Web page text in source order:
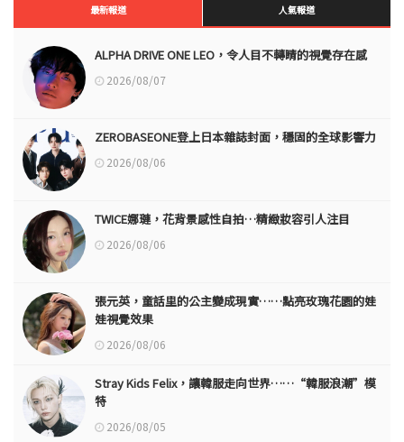
最新報道 人氣報道
ALPHA DRIVE ONE LEO，令人目不轉睛的視覺存在感
2026/08/07
ZEROBASEONE登上日本雜誌封面，穩固的全球影響力
2026/08/06
TWICE娜璉，花背景感性自拍…精緻妝容引人注目
2026/08/06
張元英，童話里的公主變成現實……點亮玫瑰花園的娃
娃視覺效果
2026/08/06
Stray Kids Felix，讓韓服走向世界……“韓服浪潮”模
特
2026/08/05